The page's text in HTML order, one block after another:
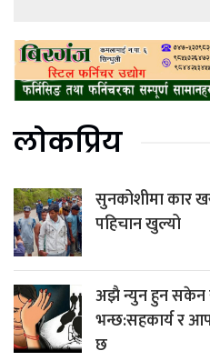
लोकप्रिय
सुनकोशीमा कार
पहिचान खुल्यो
अझै न्युन हुन सकेन
भन्छ:सहकार्य र
छ